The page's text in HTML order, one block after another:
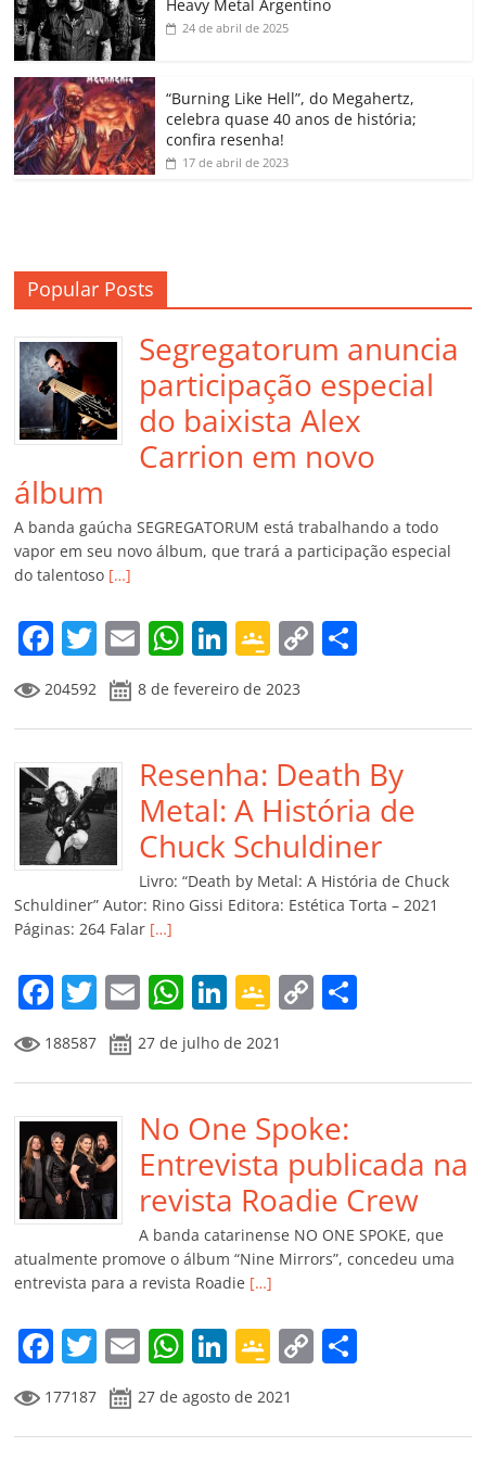
k ss
o
m
Heavy Metal Argentino
24 de abril de 2025
“Burning Like Hell”, do Megahertz,
celebra quase 40 anos de história;
confira resenha!
17 de abril de 2023
Popular Posts
Segregatorum anuncia
participação especial
do baixista Alex
Carrion em novo
álbum
A banda gaúcha SEGREGATORUM está trabalhando a todo
vapor em seu novo álbum, que trará a participação especial
do talentoso […]
F
a
c
e
b
o
o
k
T
w
itt
er
E
m
ai
l
W
at
s
A
p
p
Li
k
e
dI
n
G
o
o
gl
e
Cl
a
ss
ro
m
C
y
Li
n
k
p
ar
til
h
ar
204592 8 de fevereiro de 2023
Resenha: Death By
Metal: A História de
Chuck Schuldiner
Livro: “Death by Metal: A História de Chuck
Schuldiner” Autor: Rino Gissi Editora: Estética Torta – 2021
Páginas: 264 Falar […]
F
a
c
e
b
o
o
k
T
w
itt
er
E
m
ai
l
W
h
at
s
A
p
p
Li
n
k
e
dI
n
G
o
o
gl
e
Cl
a
ss
ro
o
m
C
y
Li
n
k
p
til
h
ar
188587 27 de julho de 2021
No One Spoke:
Entrevista publicada na
revista Roadie Crew
A banda catarinense NO ONE SPOKE, que
atualmente promove o álbum “Nine Mirrors”, concedeu uma
entrevista para a revista Roadie […]
F
a
c
e
T
w
itt
er
E
m
ai
l
W
at
s
Li
n
k
e
G
o
o
gl
C
y p
177187 27 de agosto de 2021